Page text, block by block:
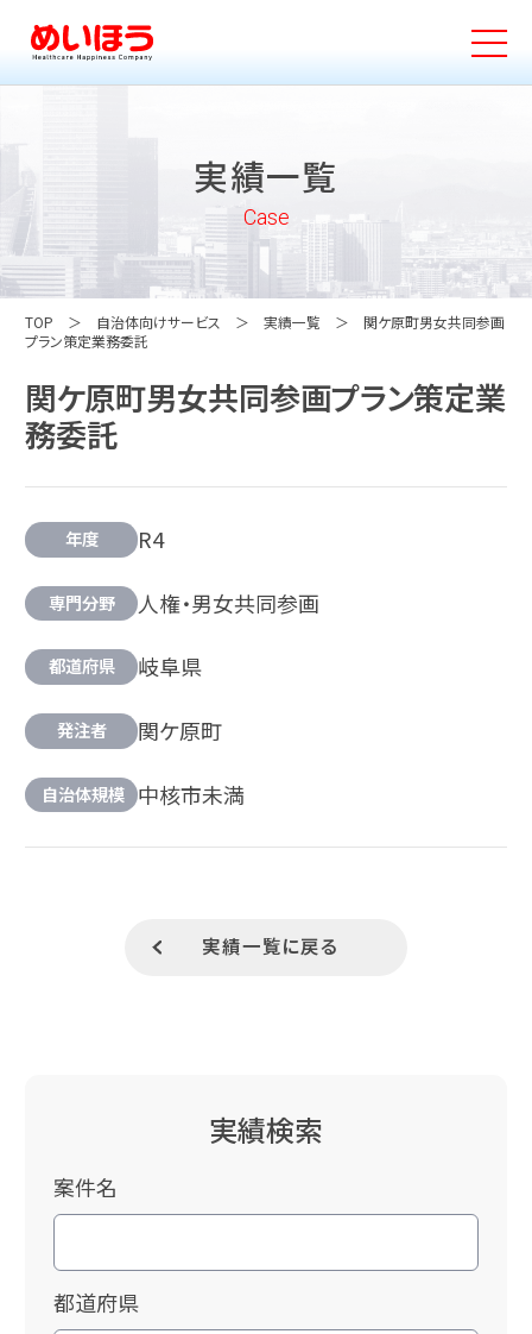
実績一覧
Case
TOP 自治体向けサービス 実績一覧
関ケ原町男女共同参画
プラン策定業務委託
関ケ原町男女共同参画プラン策定業
務委託
年度 R4
専門分野 人権・男女共同参画
都道府県 岐阜県
発注者 関ケ原町
自治体規模 中核市未満
実績一覧に戻る
実績検索
案件名
都道府県